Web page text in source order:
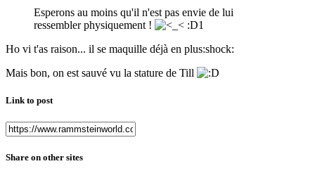
Esperons au moins qu'il n'est pas envie de lui
ressembler physiquement !
:D1
Ho vi t'as raison... il se maquille déjà en plus:shock:
Mais bon, on est sauvé vu la stature de Till
Link to post
Share on other sites